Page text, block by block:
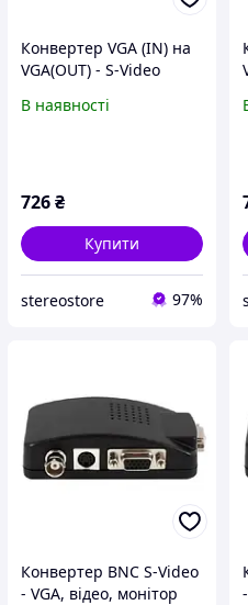
Конвертер VGA (IN) на
VGA(OUT) - S-Video
В наявності
726₴
Купити
stereostore 97%
Конвертер BNC S-Video
- VGA, відео, монітор